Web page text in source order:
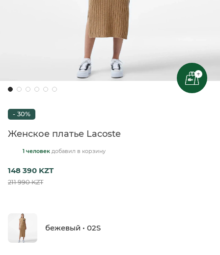
+
- 30%
Женское платье Lacoste
1 человек добавил в корзину
148 390 KZT
211 990 KZT
бежевый • 02S